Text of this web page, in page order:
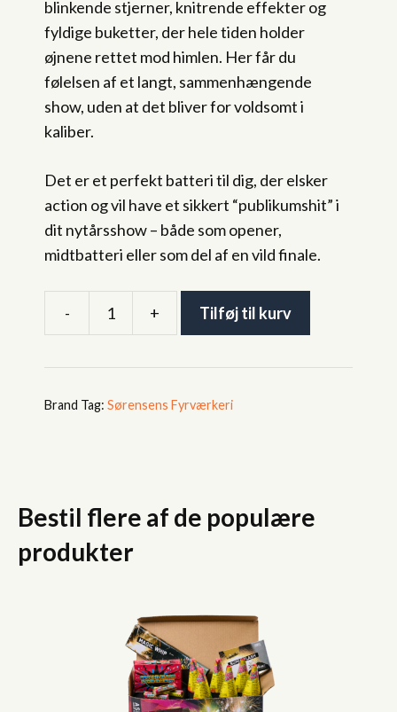
blinkende stjerner, knitrende effekter og
fyldige buketter, der hele tiden holder
øjnene rettet mod himlen. Her får du
følelsen af et langt, sammenhængende
show, uden at det bliver for voldsomt i
kaliber.
Det er et perfekt batteri til dig, der elsker
action og vil have et sikkert “publikumshit” i
dit nytårsshow – både som opener,
midtbatteri eller som del af en vild finale.
-
Night
antal
+ Tilføj til kurv
Tag: Sørensens Fyrværkeri
Bestil flere af de populære
produkter